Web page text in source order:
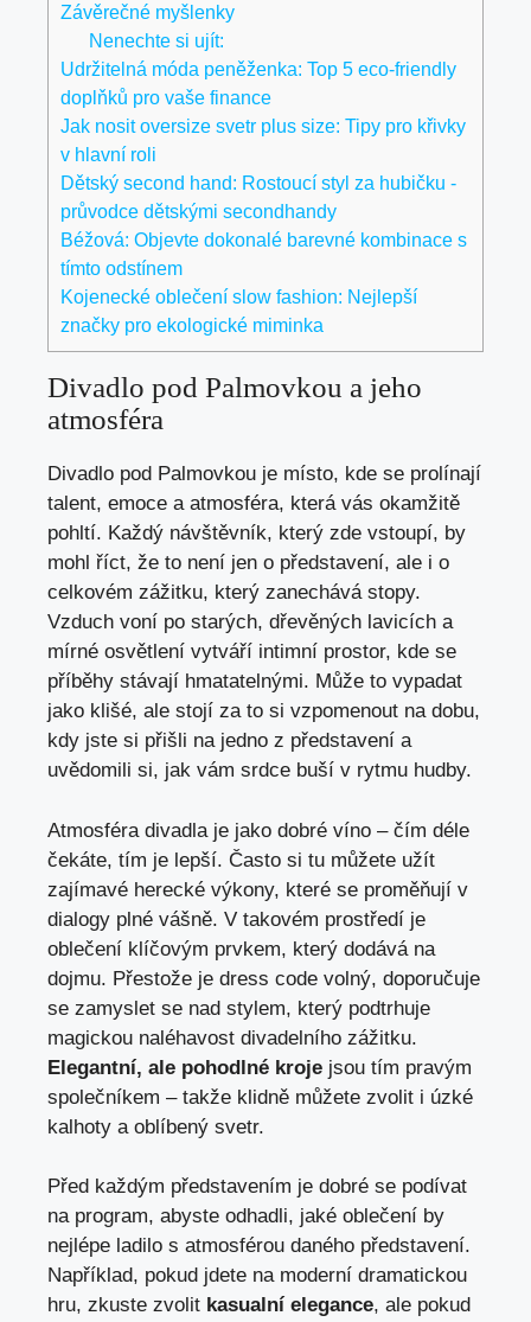
Závěrečné myšlenky
Nenechte si ujít:
Udržitelná móda peněženka: Top 5 eco-friendly
doplňků pro vaše finance
Jak nosit oversize svetr plus size: Tipy pro křivky
v hlavní roli
Dětský second hand: Rostoucí styl za hubičku -
průvodce dětskými secondhandy
Béžová: Objevte dokonalé barevné kombinace s
tímto odstínem
Kojenecké oblečení slow fashion: Nejlepší
značky pro ekologické miminka
Divadlo pod ‌Palmovkou a jeho
atmosféra
Divadlo pod Palmovkou je místo, kde⁣ se prolínají
talent, emoce a atmosféra, která vás okamžitě
pohltí. Každý návštěvník, který zde vstoupí, by
mohl říct, že to není jen o představení, ale i o
⁢celkovém zážitku, který zanechává stopy.
Vzduch voní po starých, ‍dřevěných lavicích ​a‌
mírné osvětlení vytváří intimní prostor,⁤ kde ‌se
příběhy ​stávají hmatatelnými.‍ Může to vypadat
jako klišé, ale stojí za to si vzpomenout na dobu,
kdy jste si přišli na jedno ⁤z představení a
uvědomili si, jak vám srdce buší v rytmu hudby.
Atmosféra divadla​ je ⁢jako⁤ dobré víno ⁣– čím déle
čekáte, tím⁢ je lepší. Často si tu můžete ​užít
zajímavé herecké výkony,⁢ které se proměňují v⁢
dialogy plné⁤ vášně. V takovém prostředí je
‍oblečení klíčovým prvkem,‍ který dodává na‌
dojmu. Přestože je ‌dress ⁢code volný, doporučuje
se zamyslet se nad stylem, který podtrhuje
magickou naléhavost‍ divadelního ​zážitku. ⁢
Elegantní,​ ale pohodlné kroje jsou tím pravým
společníkem – takže klidně můžete zvolit i úzké
kalhoty a oblíbený svetr.
Před každým představením je dobré‌ se podívat
na program, abyste odhadli, jaké oblečení by
‍nejlépe ⁢ladilo s atmosférou daného představení.
Například, pokud jdete⁢ na moderní dramatickou
hru,⁣ zkuste zvolit kasualní elegance,‍ ale pokud